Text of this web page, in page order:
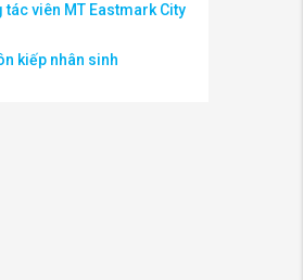
tác viên MT Eastmark City
kiếp nhân sinh